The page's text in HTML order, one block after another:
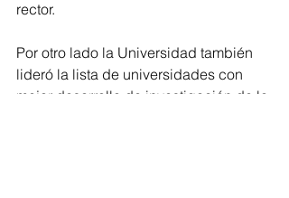
rector.
Por otro lado la Universidad también
lideró la lista de universidades con
mejor desarrollo de investigación de la